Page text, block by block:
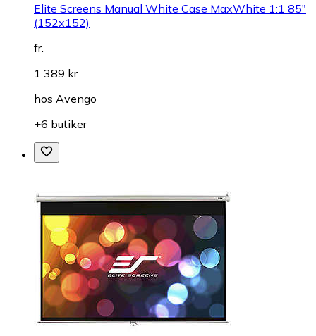
Elite Screens Manual White Case MaxWhite 1:1 85"
(152x152)
fr.
1 389 kr
hos Avengo
+6 butiker